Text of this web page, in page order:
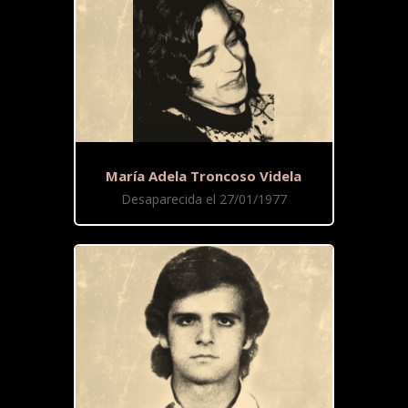
María Adela Troncoso Videla
Desaparecida el 27/01/1977